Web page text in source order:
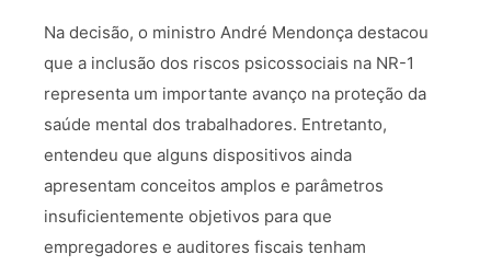
Na decisão, o ministro André Mendonça destacou
que a inclusão dos riscos psicossociais na NR-1
representa um importante avanço na proteção da
saúde mental dos trabalhadores. Entretanto,
entendeu que alguns dispositivos ainda
apresentam conceitos amplos e parâmetros
insuficientemente objetivos para que
empregadores e auditores fiscais tenham